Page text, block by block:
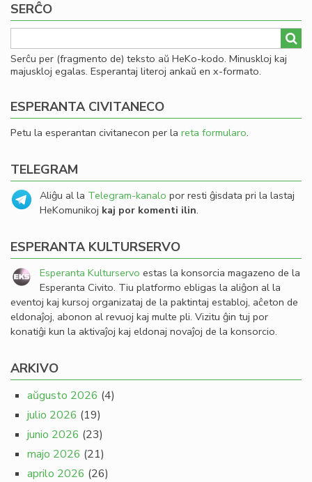
SERĈO
Serĉu per (fragmento de) teksto aŭ HeKo-kodo. Minuskloj kaj
majuskloj egalas. Esperantaj literoj ankaŭ en x-formato.
ESPERANTA CIVITANECO
Petu la esperantan civitanecon per la reta formularo.
TELEGRAM
Aliĝu al la Telegram-kanalo por resti ĝisdata pri la lastaj
HeKomunikoj kaj por komenti ilin.
ESPERANTA KULTURSERVO
Esperanta Kulturservo estas la konsorcia magazeno de la
Esperanta Civito. Tiu platformo ebligas la aliĝon al la
eventoj kaj kursoj organizataj de la paktintaj establoj, aĉeton de
eldonaĵoj, abonon al revuoj kaj multe pli. Vizitu ĝin tuj por
konatiĝi kun la aktivaĵoj kaj eldonaj novaĵoj de la konsorcio.
ARKIVO
aŭgusto 2026 (4)
julio 2026 (19)
junio 2026 (23)
majo 2026 (21)
aprilo 2026 (26)